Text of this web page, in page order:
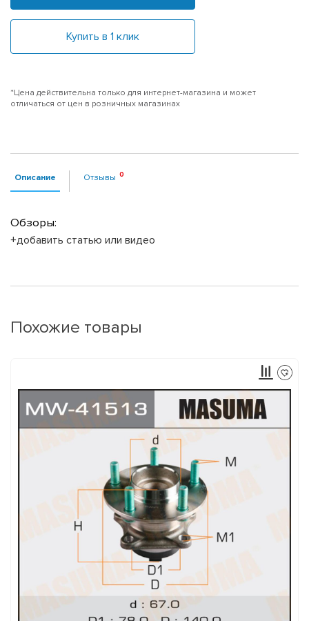
Купить в 1 клик
*Цена действительна только для интернет-магазина и может
отличаться от цен в розничных магазинах
Описание Отзывы
Обзоры:
+добавить статью или видео
Похожие товары